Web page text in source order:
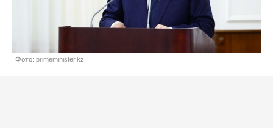
Фото: primeminister.kz